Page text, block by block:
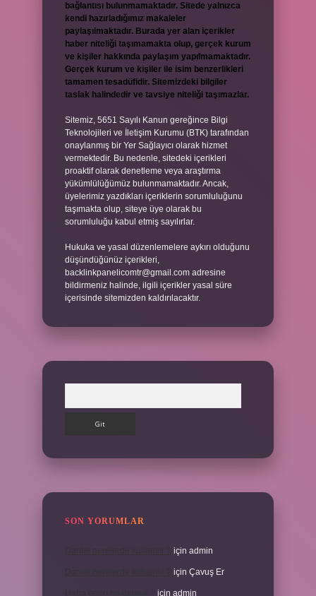
bağlantısı bulunmamaktadır. Sitede yalnızca
kendi hazırladığımız makaleler
paylaşılmaktadır. Burada yer alan içerikler
haber niteliği taşımamakta olup, gerçek kurum
ve kişiler hakkında paylaşım yapılmamaktadır.
Gerçek kurum ve kişiler ile isim benzerlikleri
tamamen tesadüfidir. Sitemizdeki bilgiler
taslak halindedir ve tavsiye niteliği taşımazlar.
Sitemiz, 5651 Sayılı Kanun gereğince Bilgi
Teknolojileri ve İletişim Kurumu (BTK) tarafından
onaylanmış bir Yer Sağlayıcı olarak hizmet
vermektedir. Bu nedenle, sitedeki içerikleri
proaktif olarak denetleme veya araştırma
yükümlülüğümüz bulunmamaktadır. Ancak,
üyelerimiz yazdıkları içeriklerin sorumluluğunu
taşımakta olup, siteye üye olarak bu
sorumluluğu kabul etmiş sayılırlar.
Hukuka ve yasal düzenlemelere aykırı olduğunu
düşündüğünüz içerikleri,
backlinkpanelicomtr@gmail.com adresine
bildirmeniz halinde, ilgili içerikler yasal süre
içerisinde sitemizden kaldırılacaktır.
SON YORUMLAR
için admin
için Çavuş Er
için admin